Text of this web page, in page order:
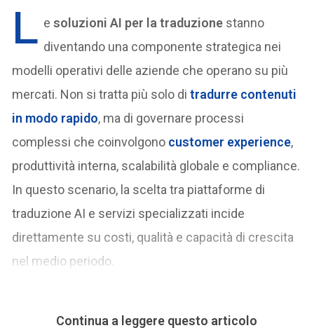
L esoluzioni AI per la traduzione stanno
diventando una componente strategica nei
modelli operativi delle aziende che operano su più
mercati. Non si tratta più solo di tradurre contenuti
in modo rapido, ma di governare processi
complessi che coinvolgono customer experience,
produttività interna, scalabilità globale e compliance.
In questo scenario, la scelta tra piattaforme di
traduzione AI e servizi specializzati incide
direttamente su costi, qualità e capacità di crescita
nel medio periodo.
Continua a leggere questo articolo